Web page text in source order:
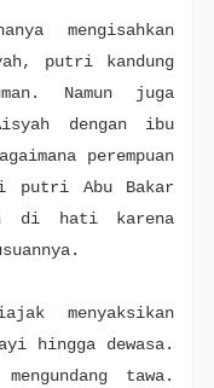
mengisahkan
putri kandung
Namun juga
dengan ibu
perempuan
putri Abu Bakar
di hati karena
menyaksikan
hingga dewasa.
tawa.